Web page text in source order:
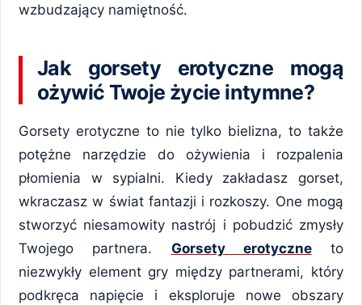
wzbudzający namiętność.
Jak gorsety erotyczne mogą
ożywić Twoje życie intymne?
Gorsety erotyczne to nie tylko bielizna, to także
potężne narzędzie do ożywienia i rozpalenia
płomienia w sypialni. Kiedy zakładasz gorset,
wkraczasz w świat fantazji i rozkoszy. One mogą
stworzyć niesamowity nastrój i pobudzić zmysły
Twojego partnera. Gorsety erotyczneto
niezwykły element gry między partnerami, który
podkręca napięcie i eksploruje nowe obszary